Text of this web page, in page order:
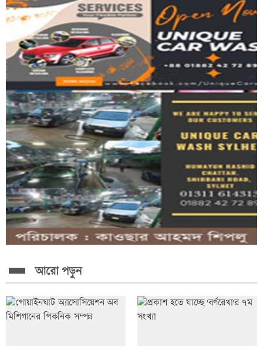
সড়কযো'দ্ধাদের সাফল্য: নিসচা শ্রীমঙ্গল পেল...
কোম্পানীগঞ্জে সংবাদকর্মীর ওপর হা'মলা
আগামী পাঁচ দিন সিলেটে বৃষ্টির আভাস
আরো পড়ুন